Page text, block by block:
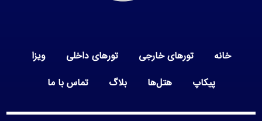
خانه تورهای خارجی تورهای داخلی
ویزا
پیکاپ
هتل‌ها بلاگ تماس با ما